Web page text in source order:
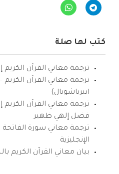
كتب لها صلة
ترجمة معاني القرآن الكريم
ترجمة معاني القرآن الكريم
انترناشونال)
ترجمة معاني القرآن الكريم
فضل إلهي ظهير
ترجمة معاني سورة الفاتحة
الإنجليزية
بيان معاني القرآن الكريم